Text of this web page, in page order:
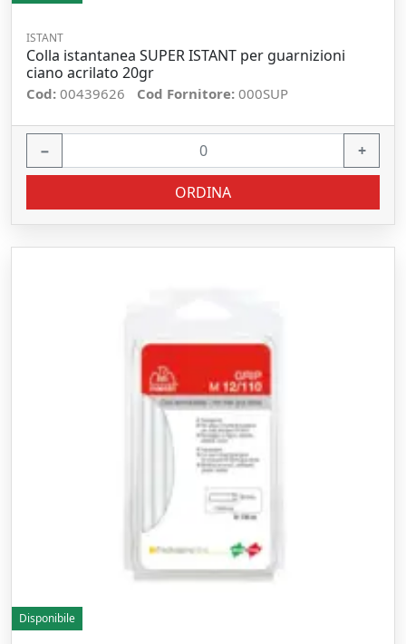
ISTANT
Colla istantanea SUPER ISTANT per guarnizioni
ciano acrilato 20gr
Cod: 00439626 Cod Fornitore: 000SUP
− +
ORDINA
Disponibile